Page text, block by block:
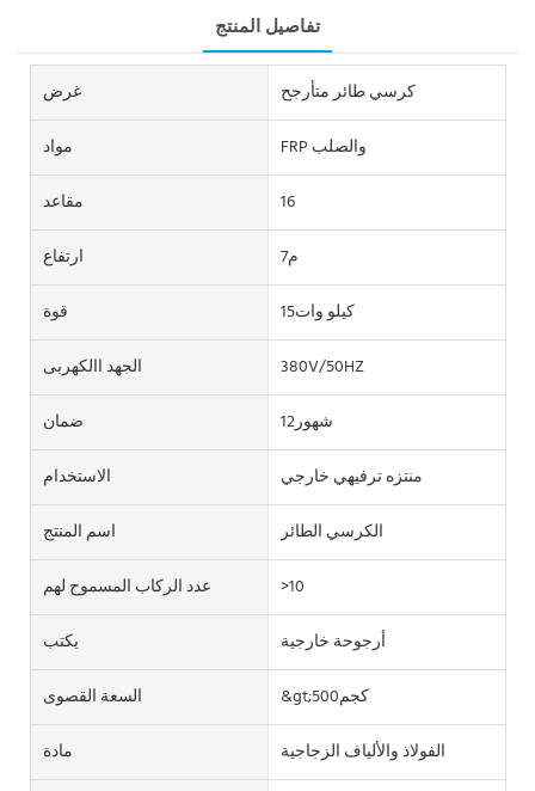
تفاصيل المنتج
غرض
كرسي طائر متأرجح
مواد
FRP والصلب
مقاعد
16
ارتفاع
م7
قوة
كيلو وات15
الجهد االكهربى
380V/50HZ
ضمان
شهور12
الاستخدام
منتزه ترفيهي خارجي
اسم المنتج
الكرسي الطائر
عدد الركاب المسموح لهم
>10
يكتب
أرجوحة خارجية
السعة القصوى
&gt;500كجم
مادة
الفولاذ والألياف الزجاجية